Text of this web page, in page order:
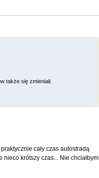
także się zmieniali.
cały czas autostradą
krótszy czas... Nie chciałbym